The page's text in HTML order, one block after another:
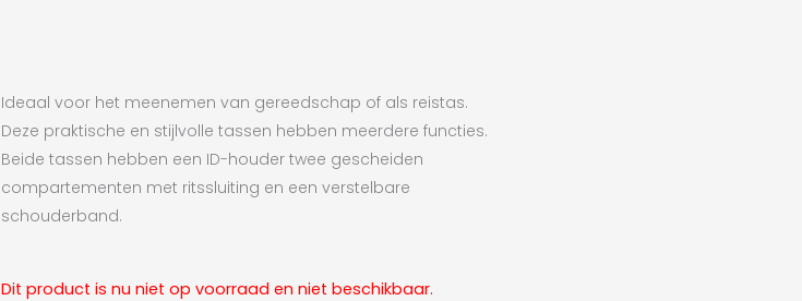
Ideaal voor het meenemen van gereedschap of als reistas.
Deze praktische en stijlvolle tassen hebben meerdere functies.
Beide tassen hebben een ID-houder twee gescheiden
compartementen met ritssluiting en een verstelbare
schouderband.
Dit product is nu niet op voorraad en niet beschikbaar.